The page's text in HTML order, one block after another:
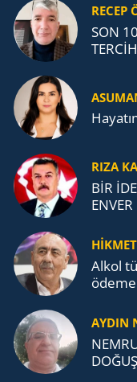
RECEP
SON
RIZA
BİR
Alkol
AYDIN